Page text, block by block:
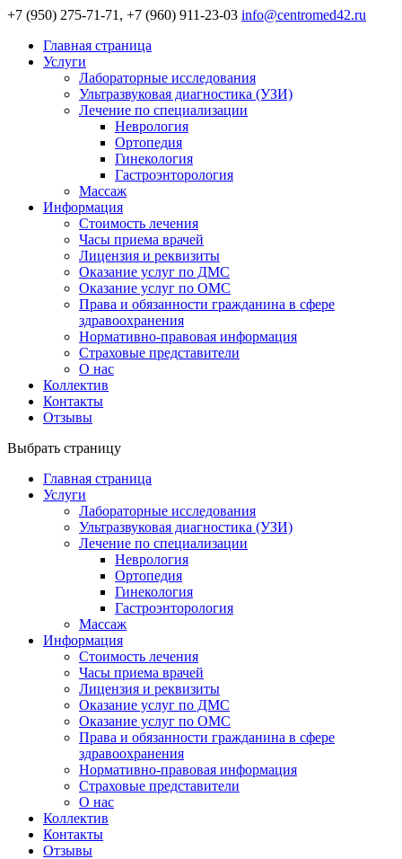
+7 (950) 275-71-71, +7 (960) 911-23-03 info@centromed42.ru
Главная страница
Услуги
Лабораторные исследования
Ультразвуковая диагностика (УЗИ)
Лечение по специализации
Неврология
Ортопедия
Гинекология
Гастроэнторология
Массаж
Информация
Стоимость лечения
Часы приема врачей
Лицензия и реквизиты
Оказание услуг по ДМС
Оказание услуг по ОМС
Права и обязанности гражданина в сфере
здравоохранения
Нормативно-правовая информация
Страховые представители
О нас
Коллектив
Контакты
Отзывы
Выбрать страницу
Главная страница
Услуги
Лабораторные исследования
Ультразвуковая диагностика (УЗИ)
Лечение по специализации
Неврология
Ортопедия
Гинекология
Гастроэнторология
Массаж
Информация
Стоимость лечения
Часы приема врачей
Лицензия и реквизиты
Оказание услуг по ДМС
Оказание услуг по ОМС
Права и обязанности гражданина в сфере
здравоохранения
Нормативно-правовая информация
Страховые представители
О нас
Коллектив
Контакты
Отзывы